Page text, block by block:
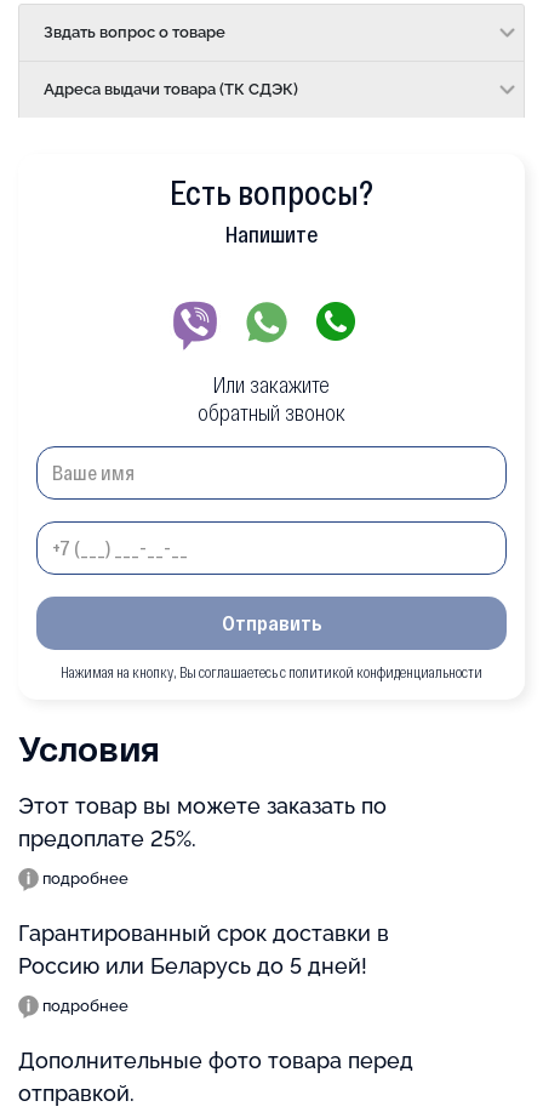
Звдать вопрос о товаре
Адреса выдачи товара (ТК СДЭК)
Есть вопросы?
Напишите
Или закажите
обратный звонок
Отправить
Нажимая на кнопку, Вы соглашаетесь с политикой конфиденциальности
Условия
Этот товар вы можете заказать по
предоплате 25%.
подробнее
Гарантированный срок доставки в
Россию или Беларусь до 5 дней!
подробнее
Дополнительные фото товара перед
отправкой.